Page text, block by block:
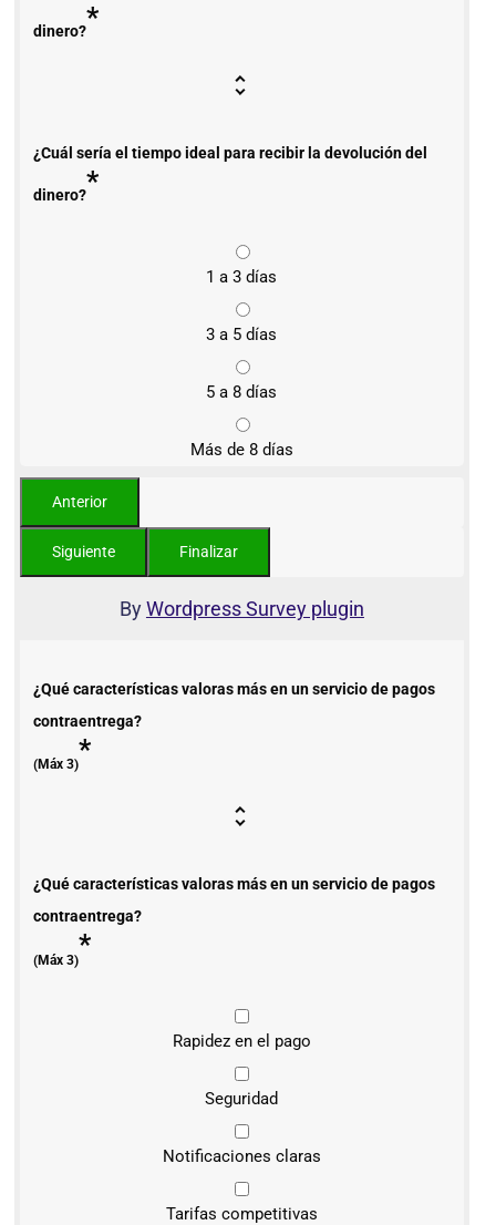
dinero?*
¿Cuál sería el tiempo ideal para recibir la devolución del
dinero?*
1 a 3 días
3 a 5 días
5 a 8 días
Más de 8 días
ByWordpress Survey plugin
¿Qué características valoras más en un servicio de pagos
contraentrega?
(Máx 3)*
¿Qué características valoras más en un servicio de pagos
contraentrega?
(Máx 3)*
Rapidez en el pago
Seguridad
Notificaciones claras
Tarifas competitivas